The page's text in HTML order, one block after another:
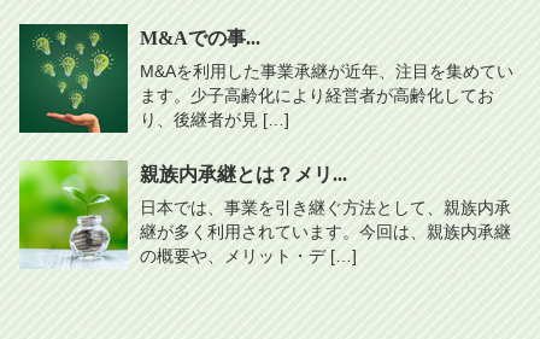
M&Aでの事...
M&Aを利用した事業承継が近年、注目を集めてい
ます。少子高齢化により経営者が高齢化してお
り、後継者が見 […]
親族内承継とは？メリ...
日本では、事業を引き継ぐ方法として、親族内承
継が多く利用されています。今回は、親族内承継
の概要や、メリット・デ […]